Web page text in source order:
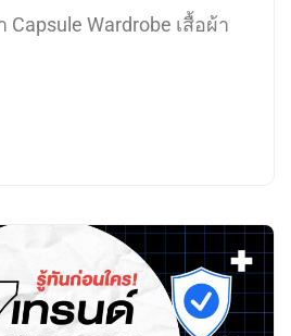
Wardrobe เสื้อผ้า